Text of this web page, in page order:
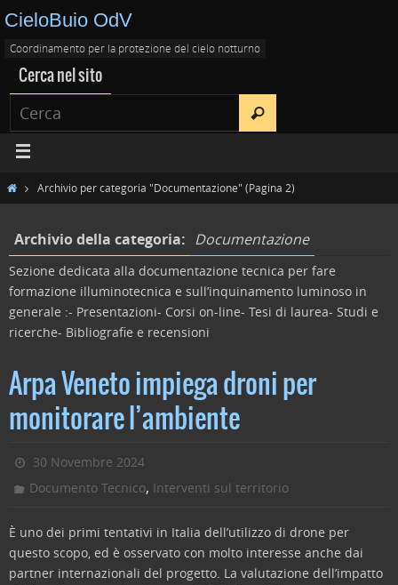
CieloBuio OdV
Coordinamento per la protezione del cielo notturno
Cerca nel sito
Archivio per categoria "Documentazione" (Pagina 2)
Archivio della categoria: Documentazione
Sezione dedicata alla documentazione tecnica per fare
formazione illuminotecnica e sull’inquinamento luminoso in
generale :- Presentazioni- Corsi on-line- Tesi di laurea- Studi e
ricerche- Bibliografie e recensioni
Arpa Veneto impiega droni per
monitorare l’ambiente
30 Novembre 2024
Documento Tecnico, Interventi sul territorio
È uno dei primi tentativi in Italia dell’utilizzo di drone per
questo scopo, ed è osservato con molto interesse anche dai
partner internazionali del progetto. La valutazione dell’impatto